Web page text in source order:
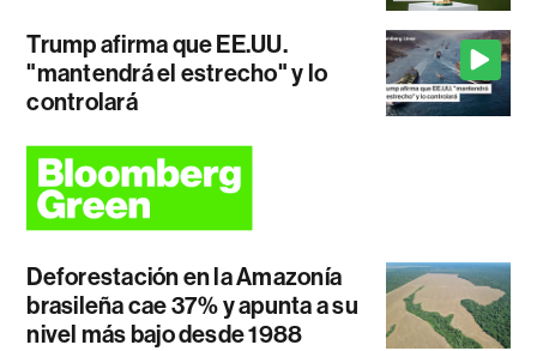
Trump afirma que EE.UU.
"mantendrá el estrecho" y lo
controlará
Deforestación en la Amazonía
brasileña cae 37% y apunta a su
nivel más bajo desde 1988